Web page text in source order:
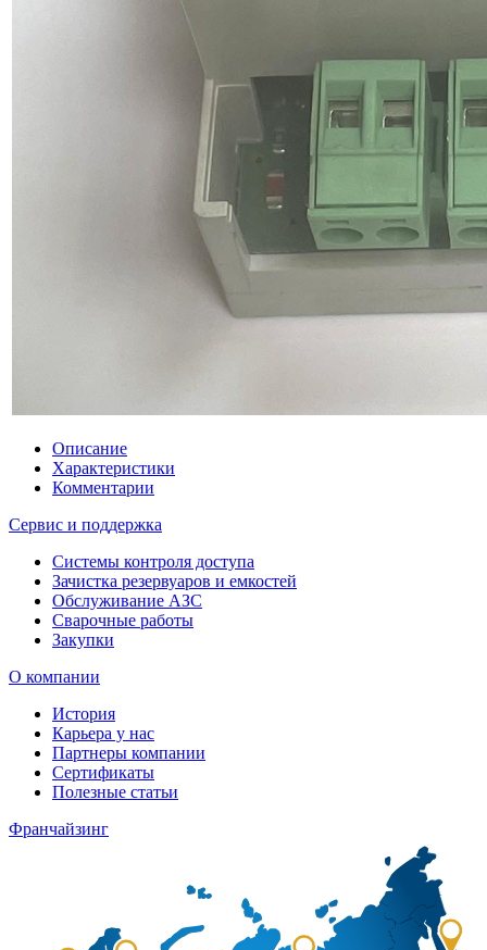
Описание
Характеристики
Комментарии
Сервис и поддержка
Системы контроля доступа
Зачистка резервуаров и емкостей
Обслуживание АЗС
Сварочные работы
Закупки
О компании
История
Карьера у нас
Партнеры компании
Сертификаты
Полезные статьи
Франчайзинг